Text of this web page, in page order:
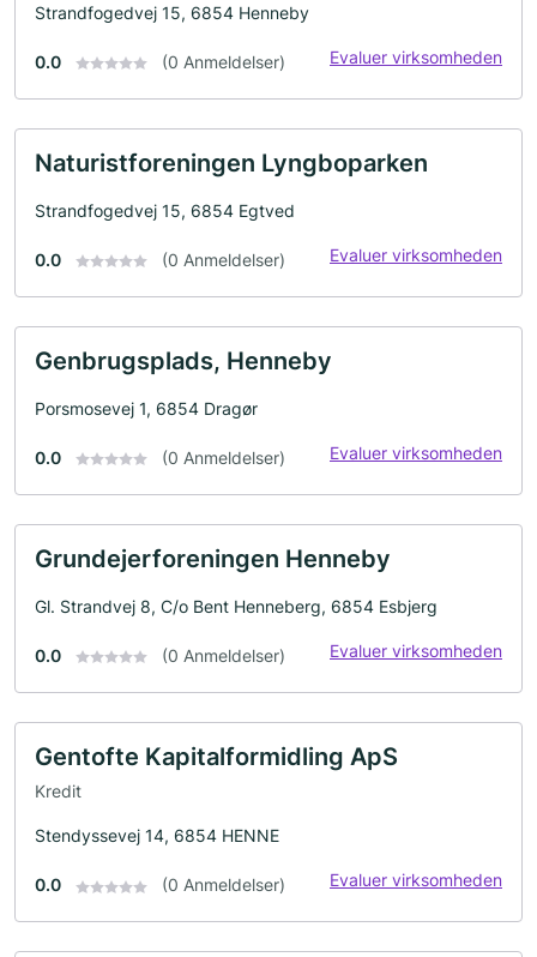
Strandfogedvej 15, 6854 Henneby
0.0 (0 Anmeldelser) Evaluer virksomheden
Naturistforeningen Lyngboparken
Strandfogedvej 15, 6854 Egtved
0.0 (0 Anmeldelser) Evaluer virksomheden
Genbrugsplads, Henneby
Porsmosevej 1, 6854 Dragør
0.0 (0 Anmeldelser) Evaluer virksomheden
Grundejerforeningen Henneby
Gl. Strandvej 8, C/o Bent Henneberg, 6854 Esbjerg
0.0 (0 Anmeldelser) Evaluer virksomheden
Gentofte Kapitalformidling ApS
Kredit
Stendyssevej 14, 6854 HENNE
0.0 (0 Anmeldelser) Evaluer virksomheden